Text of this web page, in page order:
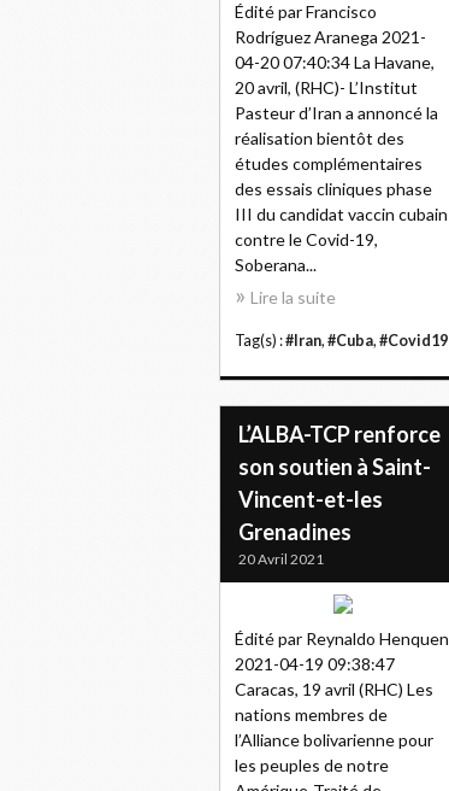
Édité par Francisco
Rodríguez Aranega 2021-
04-20 07:40:34 La Havane,
20 avril, (RHC)- L’Institut
Pasteur d’Iran a annoncé la
réalisation bientôt des
études complémentaires
des essais cliniques phase
III du candidat vaccin cubain
contre le Covid-19,
Soberana...
Lire la suite
Tag(s) :#Iran, #Cuba, #Covid19
L’ALBA-TCP renforce
son soutien à Saint-
Vincent-et-les
Grenadines
20 Avril 2021
Édité par Reynaldo Henquen
2021-04-19 09:38:47
Caracas, 19 avril (RHC) Les
nations membres de
l’Alliance bolivarienne pour
les peuples de notre